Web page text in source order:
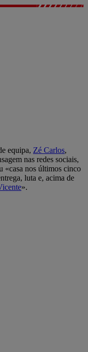
equipa, Zé Carlos,
nas redes sociais,
«casa nos últimos cinco
luta e, acima de
».